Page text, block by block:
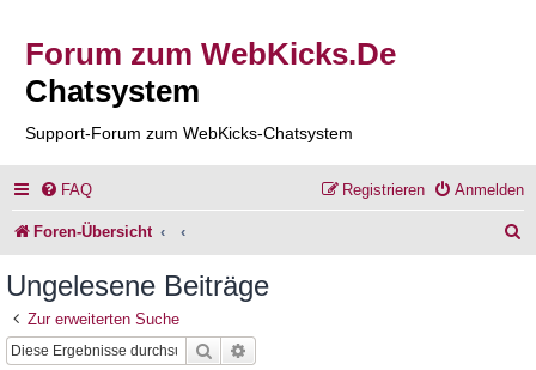
Forum zum WebKicks.De
Chatsystem
Support-Forum zum WebKicks-Chatsystem
FAQ Anmelden
Registrieren
Foren-Übersicht
Ungelesene Beiträge
Zur erweiterten Suche
Suche